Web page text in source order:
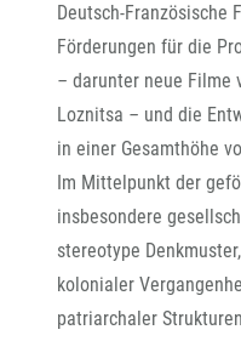
Deutsch-Französische
Förderungen für die
– darunter neue Filme
Loznitsa – und die
in einer Gesamthöhe
Im Mittelpunkt der
insbesondere
stereotype
kolonialer
patriarchaler